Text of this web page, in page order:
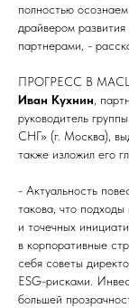
полностью
драйвером
партнерами, -
ПРОГРЕСС В
Иван Кухнин ,
руководитель
СНГ» (г. Москва),
также изложил его
- Актуальность
такова, что
и точечных
в корпоративные
себя советы
ESG-рисками.
большей